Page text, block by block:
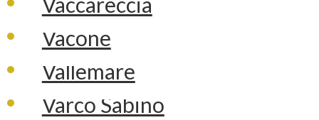
Vacone
Vallemare
Varco Sabino